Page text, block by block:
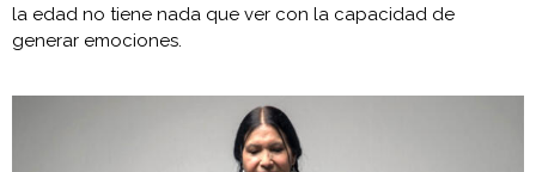
la edad no tiene nada que ver con la capacidad de
generar emociones.